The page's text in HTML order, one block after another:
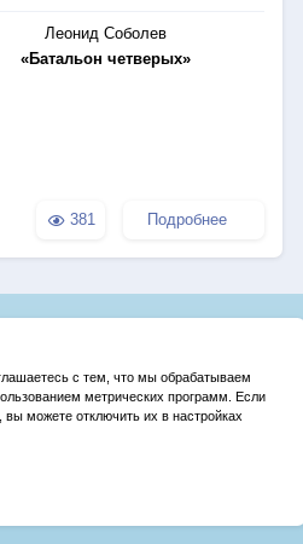
Леонид Соболев
«Батальон четверых»
381 Подробнее
с тем, что мы обрабатываем
метрических программ. Если
можете отключить их в настройках